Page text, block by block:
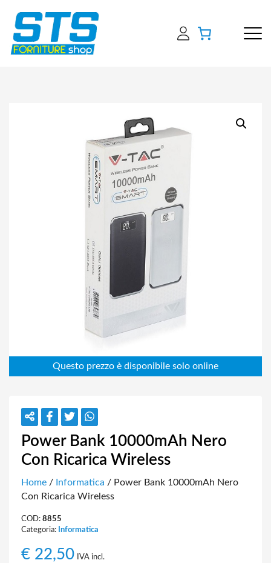
Power Bank 10000mAh Nero
Con Ricarica Wireless
Home / Informatica / Power Bank 10000mAh Nero
Con Ricarica Wireless
COD: 8855
Categoria: Informatica
€ 22,50 IVA incl.